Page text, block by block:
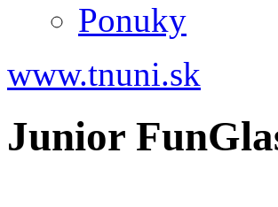
Ponuky
www.tnuni.sk
Junior